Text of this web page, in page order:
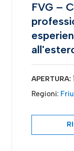
FVG –
APERTURA:
Regioni: